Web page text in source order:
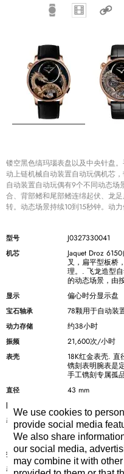
We use cookies to
provide social media
We also share
our social media,
may combine it with
镂空黑色缟玛瑙表盘以及中央针盘
动上链机械自动装置自动玩偶机芯
自动装置自动玩偶有9个不同动态
合、背部鳍和尾部鳍连绵起伏、龙
转。动态场景持续10到15秒钟。动
型号 J0327330041
机芯
Jaquet Droz
叉，扁平型板桥
理。. 飞龙造型
的动态场景，由
显示 偏心时分显示盘
宝石轴承 78颗用于自动装
动力存储 约38小时
振频 21,600次/小时
表壳
18K红金表壳.
镌刻表明腕表是
手工镌刻专属孤
直径 43 mm
防水深度
表盘
镂空表盘，缟玛
素. 手工绘制精
龙珠.
指针 18K红金
表带 黑色橡胶